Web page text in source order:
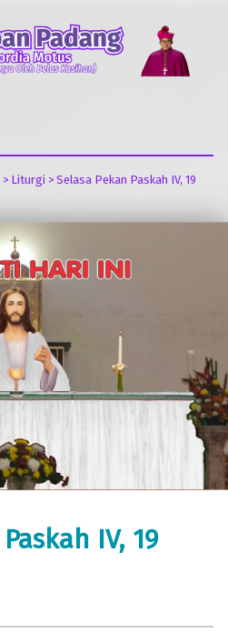
> Liturgi > Selasa Pekan Paskah IV, 19
IV, 19